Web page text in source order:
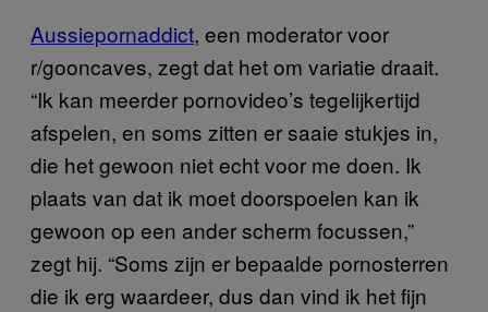
Aussiepornaddict, een moderator voor
r/gooncaves, zegt dat het om variatie draait.
“Ik kan meerder pornovideo’s tegelijkertijd
afspelen, en soms zitten er saaie stukjes in,
die het gewoon niet echt voor me doen. Ik
plaats van dat ik moet doorspoelen kan ik
gewoon op een ander scherm focussen,”
zegt hij. “Soms zijn er bepaalde pornosterren
die ik erg waardeer, dus dan vind ik het fijn